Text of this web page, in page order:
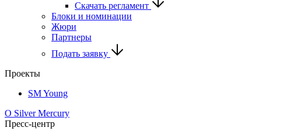
Скачать регламент
Блоки и номинации
Жюри
Партнеры
Подать заявку
Проекты
SM Young
О Silver Mercury
Пресс-центр